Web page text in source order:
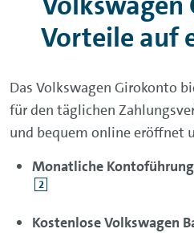
Vorteile auf
Das Volkswagen Girokonto
für den täglichen
und bequem online eröffnet
Monatliche
2
Kostenlose Volkswagen